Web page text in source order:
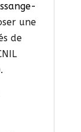
une
de